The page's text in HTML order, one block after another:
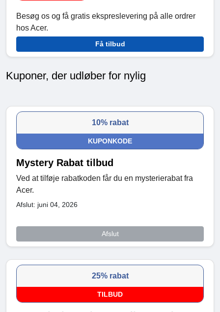
Besøg os og få gratis ekspreslevering på alle ordrer
hos Acer.
Få tilbud
Kuponer, der udløber for nylig
10% rabat
KUPONKODE
Mystery Rabat tilbud
Ved at tilføje rabatkoden får du en mysterierabat fra
Acer.
Afslut: juni 04, 2026
Afslut
25% rabat
TILBUD